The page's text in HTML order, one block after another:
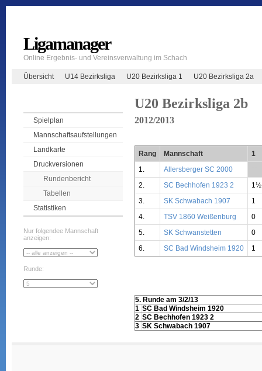
Ligamanager
Online Ergebnis- und Vereinsverwaltung im Schach
Übersicht U14 Bezirksliga U20 Bezirksliga 1 U20 Bezirksliga 2a
Spielplan
Mannschaftsaufstellungen
Landkarte
Druckversionen
Rundenbericht
Tabellen
Statistiken
Nur folgendee Mannschaft
anzeigen:
Runde:
U20 Bezirksliga 2b
2012/2013
Rang Mannschaft
1
1.
Allersberger SC 2000
2.
SC Bechhofen 1923 2
1½
3.
SK Schwabach 1907
1
4.
TSV 1860 Weißenburg
0
5.
SK Schwanstetten
0
6.
SC Bad Windsheim 1920 1
5. Runde am 3/2/13
1 SC Bad Windsheim 1920
2 SC Bechhofen 1923 2
3 SK Schwabach 1907